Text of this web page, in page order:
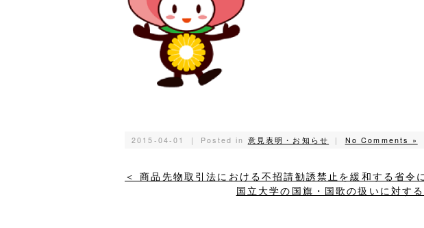
2015-04-01 ｜ Posted in 意見表明・お知らせ ｜ No Comments »
＜ 商品先物取引法における不招請勧誘禁止を緩和する省令
国立大学の国旗・国歌の扱いに対す